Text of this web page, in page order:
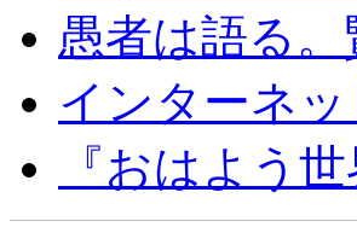
愚者は語る
インターネ
『おはよう